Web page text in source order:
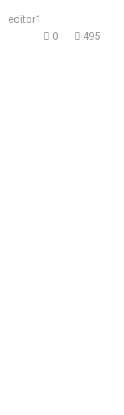
editor1
0
495